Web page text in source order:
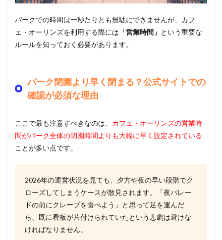
パークでの時間は一秒たりとも無駄にできませんが、カフ
ェ・オーリンズを利用する際には 「営業時間」 という重要な
ルールを知っておく必要があります。
パーク閉園より早く閉まる？公式サイトでの
確認が必須な理由
ここで最も注意すべきなのは、 カフェ・オーリンズの営業時
間がパーク全体の閉園時間よりも大幅に早く設定されている
ことが多い点です。
2026年の運営状況を見ても、夕方や夜の早い段階でク
ローズしてしまうケースが散見されます。「夜パレー
ドの前にクレープを食べよう」と思って足を運んだ
ら、既に看板が片付けられていたという悲劇は避けな
ければなりません。